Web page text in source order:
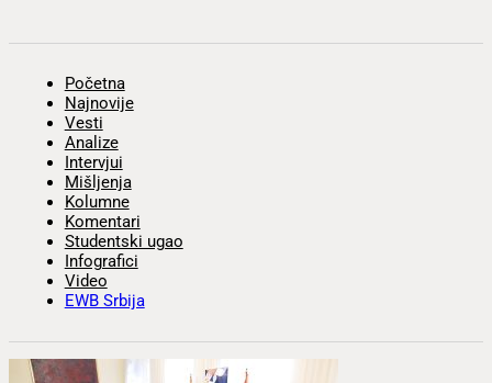
Početna
Najnovije
Vesti
Analize
Intervjui
Mišljenja
Kolumne
Komentari
Studentski ugao
Infografici
Video
EWB Srbija